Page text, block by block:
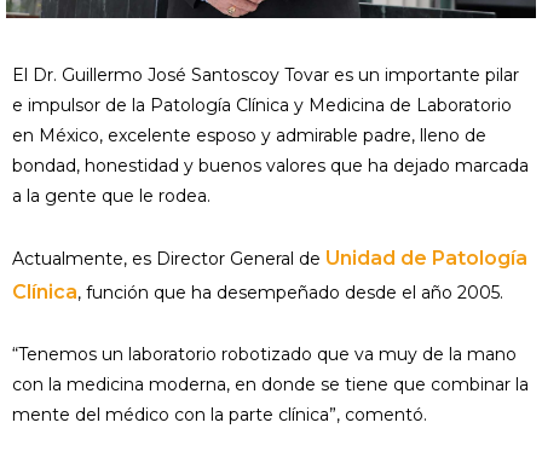
El Dr. Guillermo José Santoscoy Tovar es un importante pilar
e impulsor de la Patología Clínica y Medicina de Laboratorio
en México, excelente esposo y admirable padre, lleno de
bondad, honestidad y buenos valores que ha dejado marcada
a la gente que le rodea.
Actualmente, es Director General de Unidad de Patología
Clínica, función que ha desempeñado desde el año 2005.
“Tenemos un laboratorio robotizado que va muy de la mano
con la medicina moderna, en donde se tiene que combinar la
mente del médico con la parte clínica”, comentó.